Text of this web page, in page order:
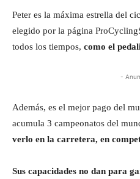
Peter es la máxima estrella del
elegido por la página
todos los tiempos, como el
-
Además, es el mejor pago del
acumula 3 campeonatos del
verlo en la carretera, en
Sus capacidades no dan para